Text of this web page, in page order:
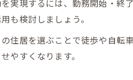
実現するには、勤務開始・終
も検討しましょう。
住居を選ぶことで徒歩や自転
やすくなります。